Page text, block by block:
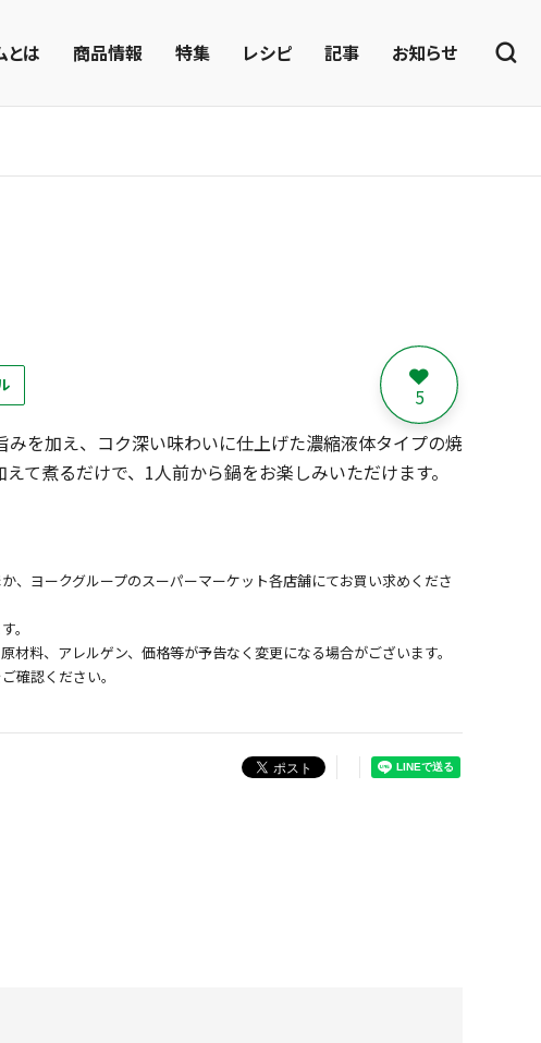
とは 商品情報 特集 レシピ 記事 お知らせ
5
を加え、コク深い味わいに仕上げた濃縮液体タイプの焼
て煮るだけで、1人前から鍋をお楽しみいただけます。
ヨークグループのスーパーマーケット各店舗にてお買い求めくださ
。
料、アレルゲン、価格等が予告なく変更になる場合がございます。
確認ください。